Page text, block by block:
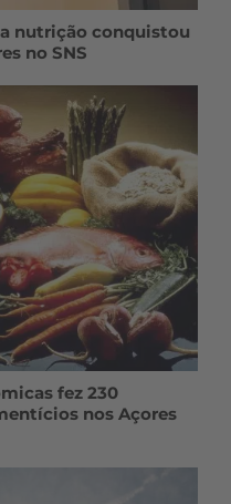
a nutrição conquistou
no SNS
fez 230
nos Açores